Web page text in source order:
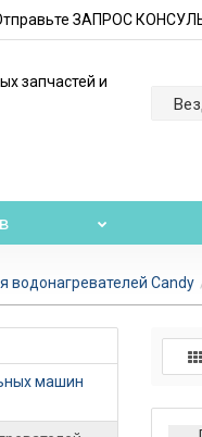
ЗАПРОС
водонагревателей Candy
машин